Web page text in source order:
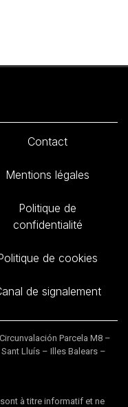
Contact
Mentions légales
Politique de
confidentialité
de cookies
de signalement
Parcela M8 –
Lluís – Illes Balears –
à titre informatif et ne